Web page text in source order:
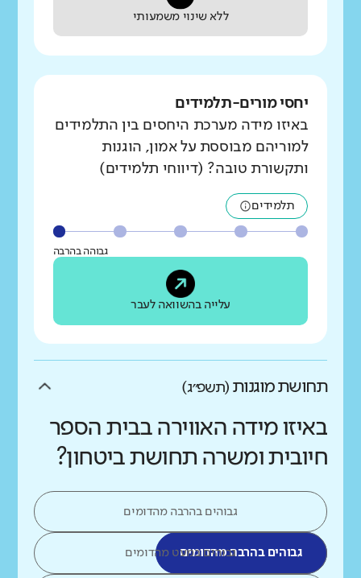
ללא שינוי משמעותי
יחסי מורים-תלמידים
באיזו מידה מערכת היחסים בין התלמידים
למוריהם מבוססת על אמון, הוגנות
ותקשורת טובה? (דיווחי תלמידים)
תלמידים
גבוהה בהרבה
עלייה בהשוואה לעבר
תחושת מוגנות (תשפ״ג)
באיזו מידה האווירה בבית הספר
חיובית ומשרה תחושת ביטחון?
גבוהים בהרבה מהדומים
גבוהים בהרבה מהדומיםגבוהים במעט מהדומים